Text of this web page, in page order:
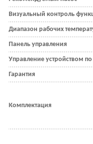
Визуальный контроль
Диапазон рабочих
Панель управления
Управление устройством
Гарантия
Комплектация